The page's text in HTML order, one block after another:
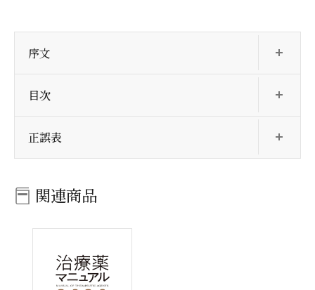
序文
目次
正誤表
関連商品